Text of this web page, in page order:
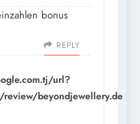
bonus
REPLY
url?
beyondjewellery.de